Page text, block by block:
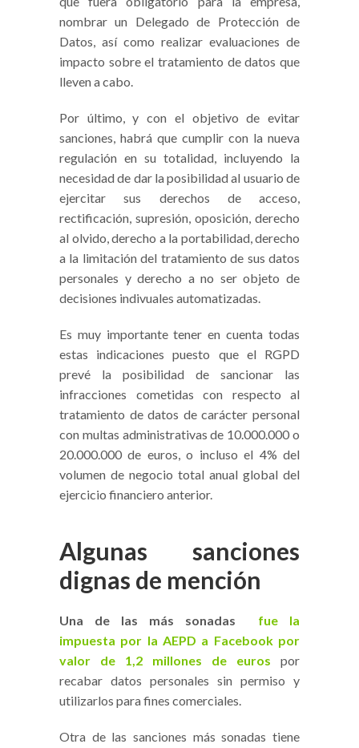
nombrar un Delegado de Protección de
Datos, así como realizar evaluaciones de
impacto sobre el tratamiento de datos que
lleven a cabo.
Por último, y con el objetivo de evitar
sanciones, habrá que cumplir con la nueva
regulación en su totalidad, incluyendo la
necesidad de dar la posibilidad al usuario de
ejercitar sus derechos de acceso,
rectificación, supresión, oposición, derecho
al olvido, derecho a la portabilidad, derecho
a la limitación del tratamiento de sus datos
personales y derecho a no ser objeto de
decisiones indivuales automatizadas.
Es muy importante tener en cuenta todas
estas indicaciones puesto que el RGPD
prevé la posibilidad de sancionar las
infracciones cometidas con respecto al
tratamiento de datos de carácter personal
con multas administrativas de 10.000.000 o
20.000.000 de euros, o incluso el 4% del
volumen de negocio total anual global del
ejercicio financiero anterior.
Algunas sanciones
dignas de mención
Una de las más sonadas
fue la
impuesta por la AEPD a Facebook por
valor de 1,2 millones de euros por
recabar datos personales sin permiso y
utilizarlos para fines comerciales.
Otra de las sanciones más sonadas tiene